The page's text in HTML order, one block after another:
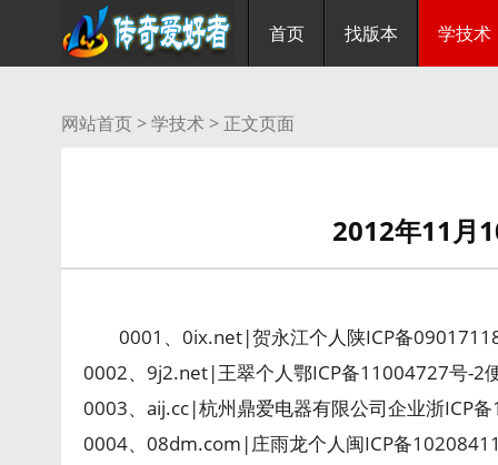
首页 找版本 学技术
网站首页 >学技术 > 正文页面
2012年11月
0001、0ix.net|贺永江个人陕ICP备
0002、9j2.net|王翠个人鄂ICP备11004727号-2
0003、aij.cc|杭州鼎爱电器有限公司企业浙ICP
0004、08dm.com|庄雨龙个人闽ICP备